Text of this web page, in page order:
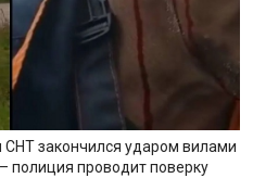
закончился ударом вилами
полиция проводит поверку